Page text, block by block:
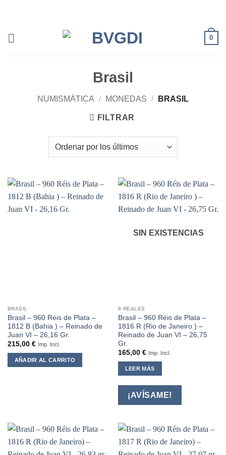
0
Brasil
NUMISMÁTICA / MONEDAS / BRASIL
FILTRAR
BRASIL
Brasil – 960 Réis de Plata –
1812 B (Bahia ) – Reinado de
Juan VI – 26,16 Gr.
215,00 € Imp. Incl.
AÑADIR AL CARRITO
SIN EXISTENCIAS
8 REALES
Brasil – 960 Réis de Plata –
1816 R (Rio de Janeiro ) –
Reinado de Juan VI – 26,75
Gr.
165,00 € Imp. Incl.
LEER MÁS
¡AVÍSAME!